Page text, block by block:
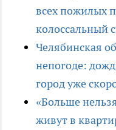
всех пожилых
колоссальный
Челябинская
непогоде:
город уже
«Больше
живут в